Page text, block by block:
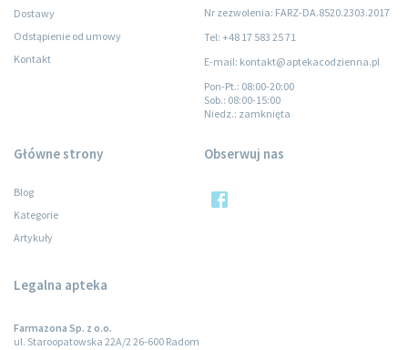
Dostawy
Odstąpienie od umowy
Kontakt
Nr zezwolenia: FARZ-DA.8520.2303.2017
Tel: +48 17 583 25 71
E-mail: kontakt@aptekacodzienna.pl
Pon-Pt.: 08:00-20:00
Sob.: 08:00-15:00
Niedz.: zamknięta
Główne strony
Blog
Kategorie
Artykuły
Legalna apteka
Farmazona Sp. z o.o.
ul. Staroopatowska 22A/2 26-600 Radom
Obserwuj nas